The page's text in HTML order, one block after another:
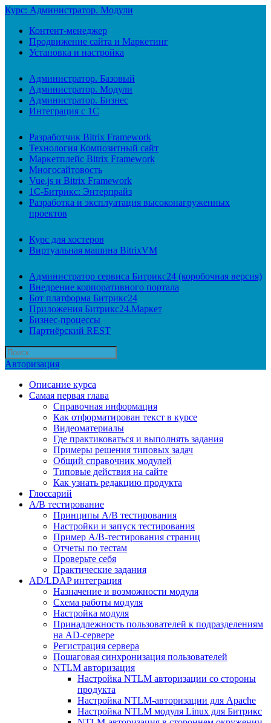
Курс: Администратор. Модули
Контент-менеджер
Продвижение сайта и Маркетинг
Установка и настройка
Администратор. Базовый
Администратор. Модули
Администратор. Бизнес
Интеграция с 1С
Разработчик Bitrix Framework
Технология Композитный сайт
Маркетплейс Bitrix Framework
Многосайтовость
Vue.js и Bitrix Framework
1С-Битрикс: Энтерпрайз
Разработка и эксплуатация высоконагруженных
проектов
Курс для хостеров
Виртуальная машина BitrixVM
Администратор сервиса Битрикс24 (коробочная версия)
Внедрение корпоративного портала
Бот платформа Битрикс24
Приложения Битрикс24.Маркет
Бизнес-процессы
Партнёрский REST
Авторизация
Описание курса
Самая первая глава
Справочная информация
Как отформатирован текст в курсе
Видеоматериалы
Где практиковаться и выполнять задания
Примеры решения типовых задач
Общий справочник модулей
Типовые действия на сайте
Как узнать редакцию продукта
Глоссарий
A/B тестирование
Принципы A/B тестирования
Настройки и запуск тестирования
Пример A/B-тестирования страниц
Отчеты по тестам
Проверьте себя
Практические задания
AD/LDAP интеграция
Назначение и возможности модуля
Схема работы модуля
Настройка модуля
Принадлежность пользователей к подразделениям
на AD-сервере
Регистрация сервера
Пошаговая синхронизация пользователей
NTLM авторизация
Настройка NTLM авторизации со стороны
продукта
Настройка NTLM-авторизации для Apache
Настройка NTLM модуля Linux для Битрикс